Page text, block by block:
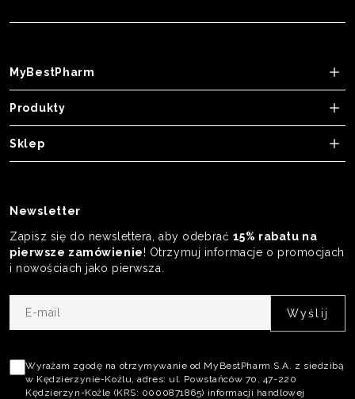
MyBestPharm
Produkty
Sklep
Newsletter
Zapisz się do newslettera, aby odebrać 15% rabatu na
pierwsze zamówienie! Otrzymuj informacje o promocjach
i nowościach jako pierwsza.
mail
polityki
prywatności
Wyrażam zgodę na otrzymywanie od MyBestPharm S.A. z siedzibą
w Kędzierzynie-Koźlu, adres: ul. Powstańców 70, 47-220
Kędzierzyn-Koźle (KRS: 0000871865) informacji handlowej